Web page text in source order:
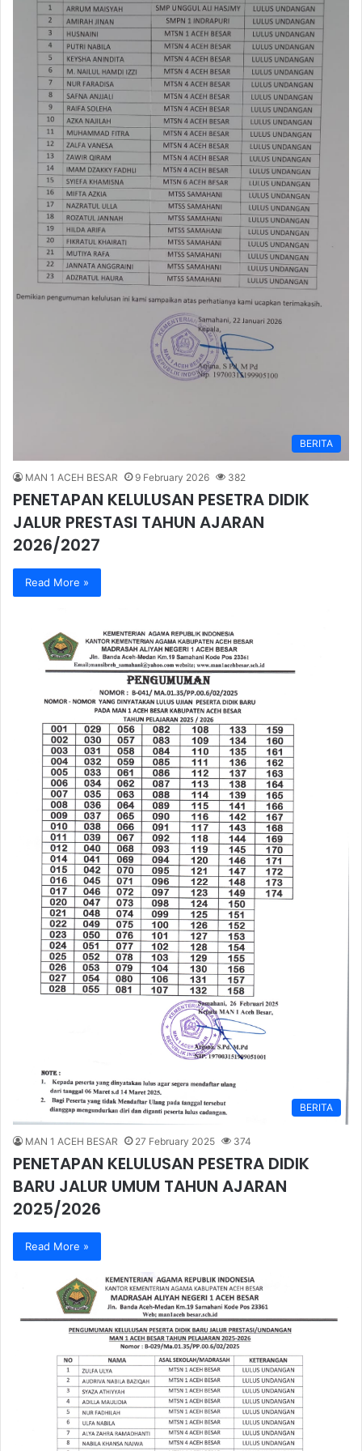
BERITA
MAN 1 ACEH BESAR 9 February 2026 382
PENETAPAN KELULUSAN PESETRA DIDIK
JALUR PRESTASI TAHUN AJARAN
2026/2027
Read More »
BERITA
MAN 1 ACEH BESAR 27 February 2025 374
PENETAPAN KELULUSAN PESETRA DIDIK
BARU JALUR UMUM TAHUN AJARAN
2025/2026
Read More »